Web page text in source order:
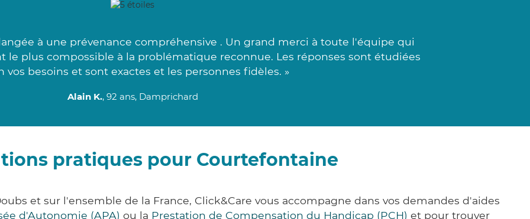
à une prévenance compréhensive . Un grand merci à toute l'équipe qui
le plus compossible à la problématique reconnue. Les réponses sont étudiées
vos besoins et sont exactes et les personnes fidèles. »
Alain K., 92 ans, Damprichard
pratiques pour Courtefontaine
et sur l'ensemble de la France, Click&Care vous accompagne dans vos demandes d'aides
d'Autonomie (APA) ou la Prestation de Compensation du Handicap (PCH) et pour trouver